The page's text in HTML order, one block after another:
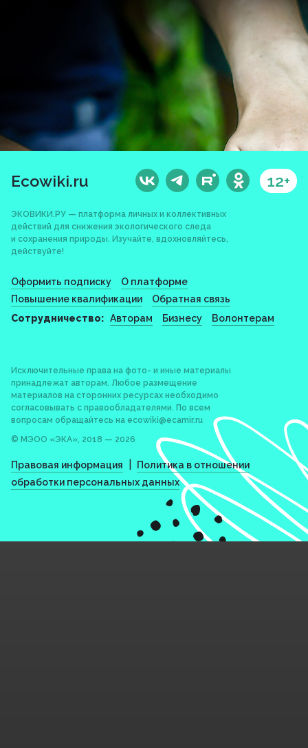
Ecowiki.ru 12+
ЭКОВИКИ.РУ — платформа личных и коллективных
действий для снижения экологического следа
и сохранения природы. Изучайте, вдохновляйтесь,
действуйте!
Оформить подписку
О платформе
Повышение квалификации
Обратная связь
Сотрудничество: Авторам Бизнесу Волонтерам
Исключительные права на фото- и иные материалы
принадлежат авторам. Любое размещение
материалов на сторонних ресурсах необходимо
согласовывать с правообладателями. По всем
вопросам обращайтесь на ecowiki@ecamir.ru
© МЭОО «ЭКА», 2018 — 2026
Правовая информация
Политика в отношении
обработки персональных данных